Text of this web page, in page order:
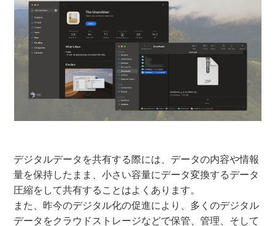
デジタルデータを共有する際には、データの内容や情報
量を保持したまま、小さい容量にデータ変換するデータ
圧縮をして共有することはよくあります。
また、昨今のデジタル化の促進により、多くのデジタル
データをクラウドストレージなどで保管、管理、そして